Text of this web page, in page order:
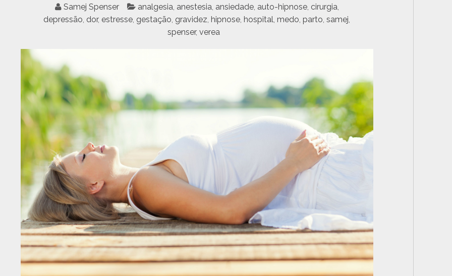
Samej Spenser analgesia, anestesia, ansiedade, auto-hipnose, cirurgia,
depressão, dor, estresse, gestação, gravidez, hipnose, hospital,medo,parto,samej,
spenser,verea